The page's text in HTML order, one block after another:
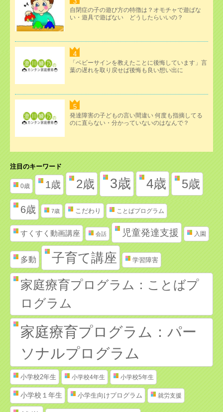
自閉症の子の遊び方の特徴は？オモチャで遊ばな
い・遊具で遊ばない どうしたらいいの？
「ベビーサインを教えたことに後悔しています」言
葉の遅れを取り戻せば後悔も良い想い出に
発達障害の子どもの言い間違い 何度も指摘してる
のに直らない・分かっていないのはなんで？
注目のキーワード
0歳 1歳 2歳 3歳 4歳 5歳
6歳 7歳 こだわり ことばプログラム
すくすく動画講座 会話 児童発達支援 入園
多動 子育て講座 学習障害
家庭療育プログラム：ことばプ
ログラム
家庭療育プログラム：パー
ソナルプログラム
小学校2年生 小学校4年生 小学校5年生
小学校１年生 小学生向けプログラム 就労支援